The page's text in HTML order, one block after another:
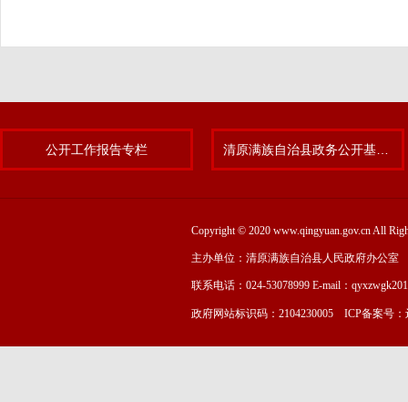
公开工作报告专栏
Copyright © 2020 www.qingyuan.gov.cn All
主办单位：清原满族自治县人民政府办公室
联系电话：024-53078999 E-mail：
政府网站标识码：2104230005 ICP备案号：